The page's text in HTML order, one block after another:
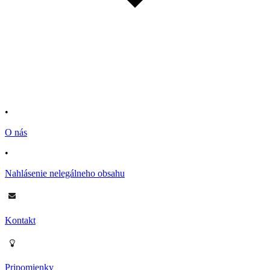
•
O nás
•
Nahlásenie nelegálneho obsahu
Kontakt
Pripomienky